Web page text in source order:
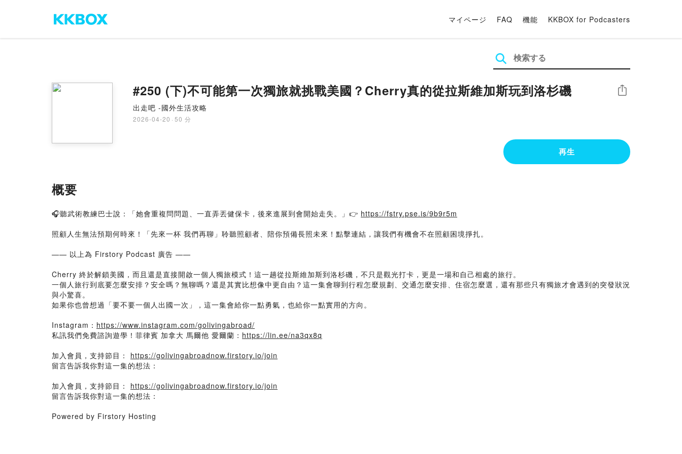
マイページ FAQ 機能 KKBOX for Podcasters
#250 (下)不可能第一次獨旅就挑戰美國？Cherry真的從拉斯維加斯玩到洛杉磯
出走吧 -國外生活攻略
2026-04-20 · 50 分
シェア
再生
概要
🎧聽武術教練巴士說：「她會重複問問題、一直弄丟健保卡，後來進展到會開始走失。」👉 https://fstry.pse.is/9b9r5m
照顧人生無法預期何時來！「先來一杯 我們再聊」聆聽照顧者、陪你預備長照未來！點擊連結，讓我們有機會不在照顧困境掙扎。
—— 以上為 Firstory Podcast 廣告 ——
Cherry 終於解鎖美國，而且還是直接開啟一個人獨旅模式！這一趟從拉斯維加斯到洛杉磯，不只是觀光打卡，更是一場和自己相處的旅行。
一個人旅行到底要怎麼安排？安全嗎？無聊嗎？還是其實比想像中更自由？這一集會聊到行程怎麼規劃、交通怎麼安排、住宿怎麼選，還有那些只有獨旅才會遇到的突發狀況
與小驚喜。
如果你也曾想過「要不要一個人出國一次」，這一集會給你一點勇氣，也給你一點實用的方向。
Instagram： https://www.instagram.com/golivingabroad/
私訊我們免費諮詢遊學！菲律賓 加拿大 馬爾他 愛爾蘭： https://lin.ee/na3qx8q
加入會員，支持節目： https://golivingabroadnow.firstory.io/join
留言告訴我你對這一集的想法：
加入會員，支持節目： https://golivingabroadnow.firstory.io/join
留言告訴我你對這一集的想法：
Powered by Firstory Hosting